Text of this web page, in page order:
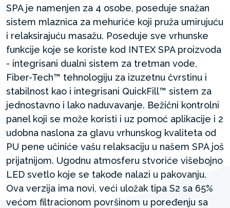
SPA je namenjen za 4 osobe, poseduje snažan
sistem mlaznica za mehuriće koji pruža umirujuću
i relaksirajuću masažu. Poseduje sve vrhunske
funkcije koje se koriste kod INTEX SPA proizvoda
- integrisani dualni sistem za tretman vode,
Fiber-Tech™ tehnologiju za izuzetnu čvrstinu i
stabilnost kao i integrisani QuickFill™ sistem za
jednostavno i lako naduvavanje. Bežični kontrolni
panel koji se može koristi i uz pomoć aplikacije i 2
udobna naslona za glavu vrhunskog kvaliteta od
PU pene učiniće vašu relaksaciju u našem SPA još
prijatnijom. Ugodnu atmosferu stvoriće višebojno
LED svetlo koje se takođe nalazi u pakovanju.
Ova verzija ima novi, veći uložak tipa S2 sa 65%
većom filtracionom površinom u poređenju sa